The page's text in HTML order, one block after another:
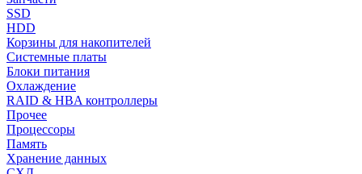
SSD
HDD
Корзины для накопителей
Системные платы
Блоки питания
Охлаждение
RAID & HBA контроллеры
Прочее
Процессоры
Память
Хранение данных